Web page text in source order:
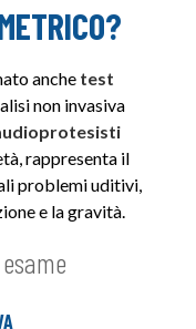
anche test
non invasiva
rappresenta il
problemi uditivi,
e la gravità.